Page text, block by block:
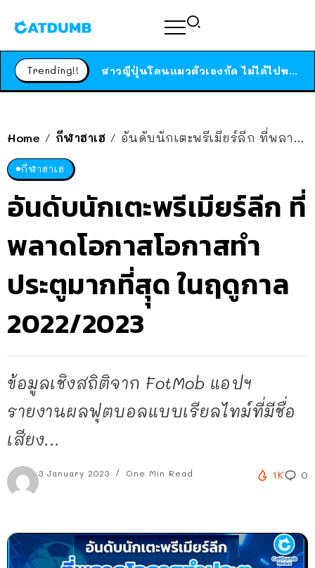
Trending!! ได้เวลาเด็กหนวดรวมตัว RF Online Next เปิดให้เล่นแล้ว เกม Sci-Fi MMORPG ระดับตำนาน เล่นได้ทั้งมือถือและ PC
Home / กีฬาฮาเฮ / อันดับนักเตะพรีเมียร์ลีก ที่พลาดโอกาสโอกาสทำประตูมากที่สุุด ในฤดูกาล 2022/2023
กีฬาฮาเฮ
อันดับนักเตะพรีเมียร์ลีก ที่
พลาดโอกาสโอกาสทำ
ประตูมากที่สุุด ในฤดูกาล
2022/2023
ข้อมูลเชิงสถิติจาก FotMob แอปฯ
รายงานผลฟุตบอลแบบเรียลไทม์ที่มีชื่อ
เสียง...
3 January 2023 One Min Read 1K 0